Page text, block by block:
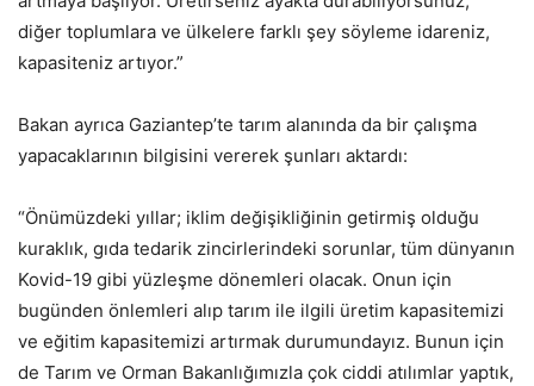
diğer toplumlara ve ülkelere farklı şey söyleme idareniz,
kapasiteniz artıyor.”
Bakan ayrıca Gaziantep’te tarım alanında da bir çalışma
yapacaklarının bilgisini vererek şunları aktardı:
“Önümüzdeki yıllar; iklim değişikliğinin getirmiş olduğu
kuraklık, gıda tedarik zincirlerindeki sorunlar, tüm dünyanın
Kovid-19 gibi yüzleşme dönemleri olacak. Onun için
bugünden önlemleri alıp tarım ile ilgili üretim kapasitemizi
ve eğitim kapasitemizi artırmak durumundayız. Bunun için
de Tarım ve Orman Bakanlığımızla çok ciddi atılımlar yaptık,